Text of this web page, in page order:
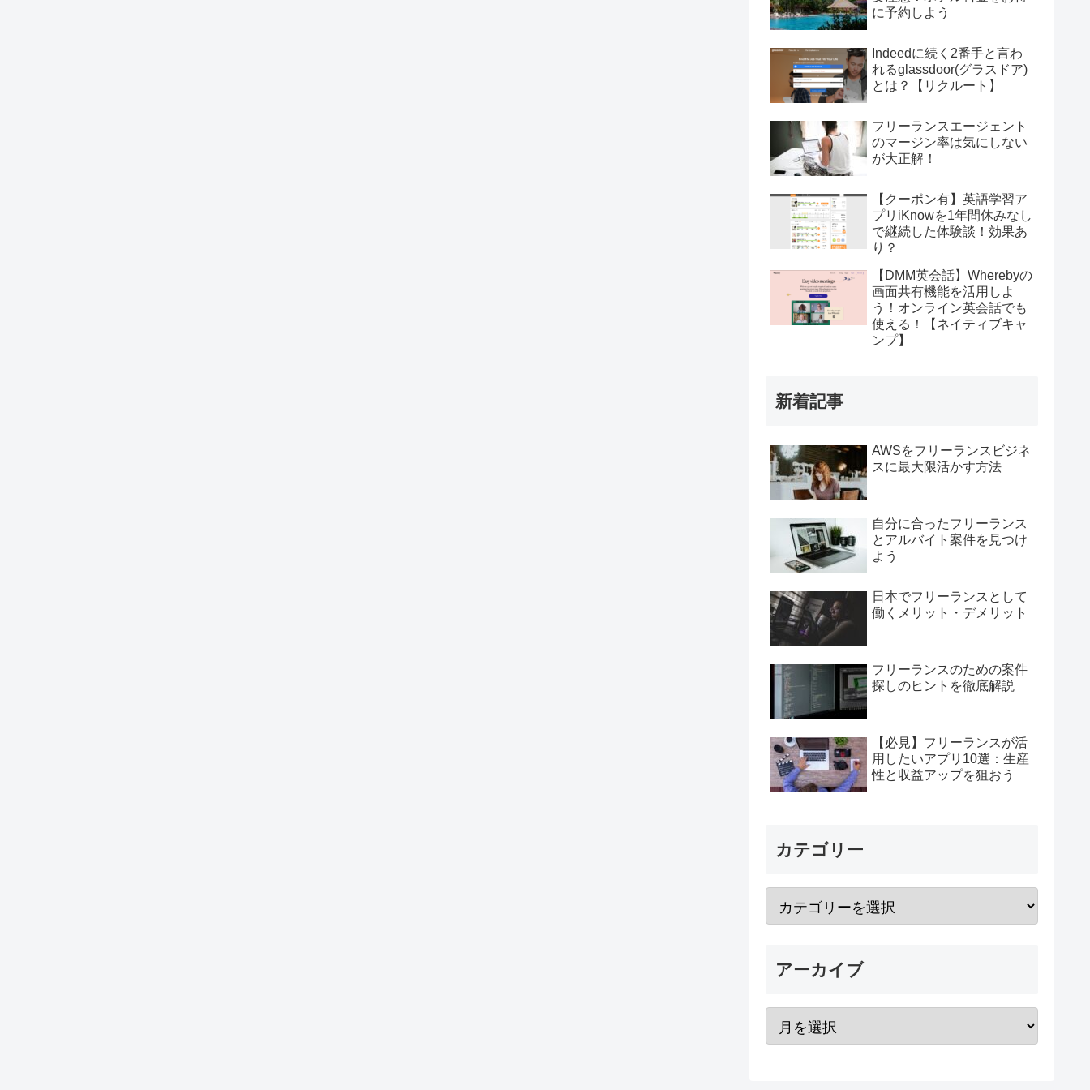
に予約しよう
Indeedに続く2番手と言わ
れるglassdoor(グラスドア)
とは？【リクルート】
フリーランスエージェント
のマージン率は気にしない
が大正解！
【クーポン有】英語学習ア
プリiKnowを1年間休みなし
で継続した体験談！効果あ
り？
【DMM英会話】Wherebyの
画面共有機能を活用しよ
う！オンライン英会話でも
使える！【ネイティブキャ
ンプ】
新着記事
AWSをフリーランスビジネ
スに最大限活かす方法
自分に合ったフリーランス
とアルバイト案件を見つけ
よう
日本でフリーランスとして
働くメリット・デメリット
フリーランスのための案件
探しのヒントを徹底解説
【必見】フリーランスが活
用したいアプリ10選：生産
性と収益アップを狙おう
カテゴリー
アーカイブ